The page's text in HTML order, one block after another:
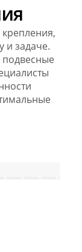
и задаче.